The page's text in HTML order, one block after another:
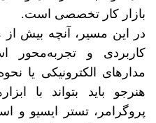
بازار کار تخصصی است.
در این مسیر، آنچه بیش از
کاربردی و تجربه‌محور
هنرجو باید بتواند با
پروگرامر، تستر ایسیو و